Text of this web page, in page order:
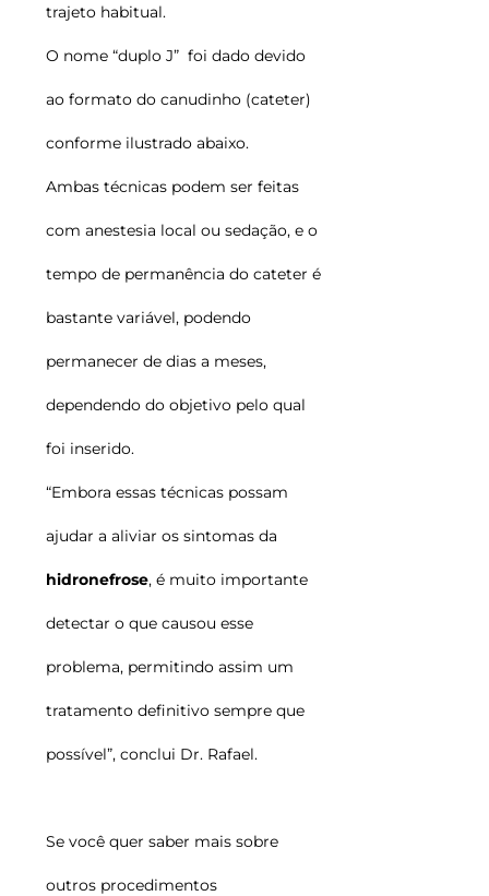
trajeto habitual.
O nome “duplo J” foi dado devido
ao formato do canudinho (cateter)
conforme ilustrado abaixo.
Ambas técnicas podem ser feitas
com anestesia local ou sedação, e o
tempo de permanência do cateter é
bastante variável, podendo
permanecer de dias a meses,
dependendo do objetivo pelo qual
foi inserido.
“Embora essas técnicas possam
ajudar a aliviar os sintomas da
hidronefrose, é muito importante
detectar o que causou esse
problema, permitindo assim um
tratamento definitivo sempre que
possível”, conclui Dr. Rafael.
Se você quer saber mais sobre
outros procedimentos